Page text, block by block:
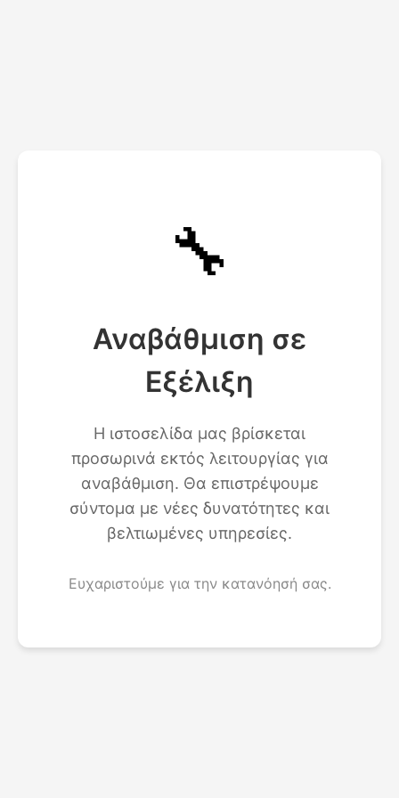
🔧
Αναβάθμιση σε
Εξέλιξη
Η ιστοσελίδα μας βρίσκεται
προσωρινά εκτός λειτουργίας για
αναβάθμιση. Θα επιστρέψουμε
σύντομα με νέες δυνατότητες και
βελτιωμένες υπηρεσίες.
Ευχαριστούμε για την κατανόησή σας.